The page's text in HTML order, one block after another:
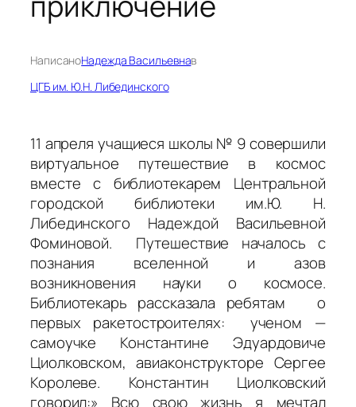
НаписаноНадежда Васильевнав
ЦГБ им. Ю.Н. Либединского
11 апреля учащиеся школы № 9 совершили
виртуальное путешествие в космос
вместе с библиотекарем Центральной
городской библиотеки им.Ю. Н.
Либединского Надеждой Васильевной
Фоминовой. Путешествие началось с
познания вселенной и азов
возникновения науки о космосе.
Библиотекарь рассказала ребятам о
первых ракетостроителях: ученом —
самоучке Константине Эдуардовиче
Циолковском, авиаконструкторе Сергее
Королеве. Константин Циолковский
говорил:» Всю свою жизнь я мечтал